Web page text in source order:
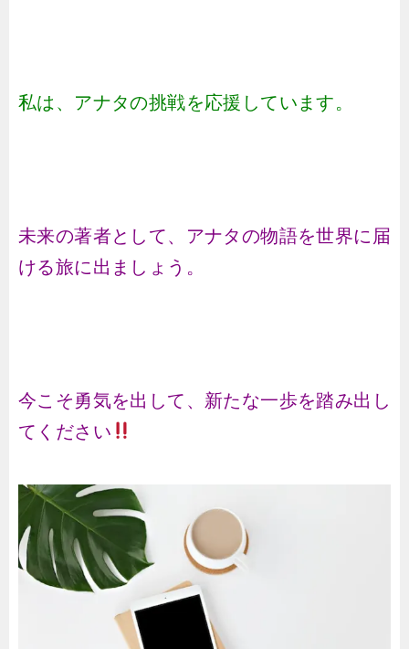
私は、アナタの挑戦を応援しています。
未来の著者として、アナタの物語を世界に届
ける旅に出ましょう。
今こそ勇気を出して、新たな一歩を踏み出し
てください